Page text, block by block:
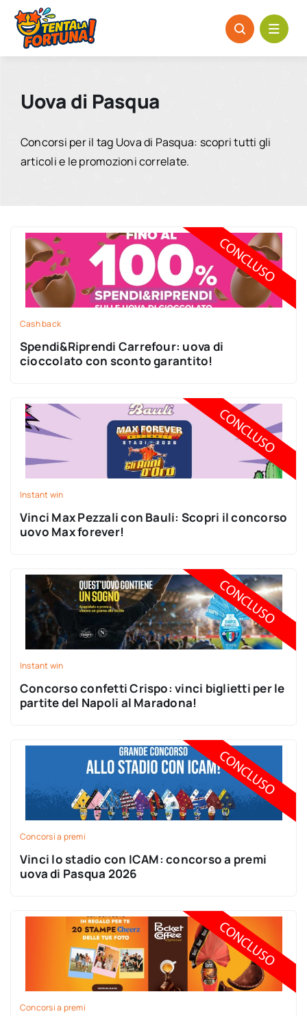
Salta
contenuto
Uova di Pasqua
Concorsi per il tag Uova di Pasqua: scopri tutti gli
articoli e le promozioni correlate.
Cash back
Spendi&Riprendi Carrefour: uova di
cioccolato con sconto garantito!
Instant win
Vinci Max Pezzali con Bauli: Scopri il concorso
uovo Max forever!
Instant win
Concorso confetti Crispo: vinci biglietti per le
partite del Napoli al Maradona!
Concorsi a premi
Vinci lo stadio con ICAM: concorso a premi
uova di Pasqua 2026
Concorsi a premi